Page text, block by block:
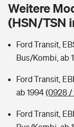
Hochwasser-
Sie haben Fragen?
Private
Zur Übersicht
Rentenrechner:
Weitere
(HSN/TSN
Ford Transit,
Bus/Kombi, ab
Ford Transit,
ab 1994(0928 /
Ford Transit,